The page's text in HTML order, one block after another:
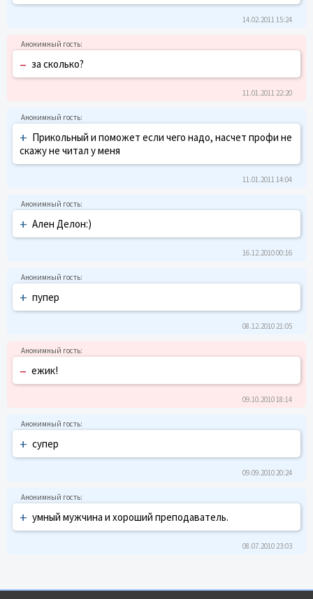
14.02.2011 15:24
– за сколько?
11.01.2011 22:20
+ Прикольный и поможет если чего надо, насчет профи не
скажу не читал у меня
11.01.2011 14:04
+ Ален Делон:)
16.12.2010 00:16
+ пупер
08.12.2010 21:05
– ежик!
09.10.2010 18:14
+ супер
09.09.2010 20:24
+ умный мужчина и хороший преподаватель.
08.07.2010 23:03